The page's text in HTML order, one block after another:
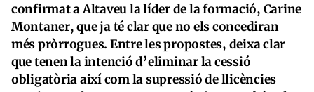
confirmat a Altaveu la líder de la formació, Carine
Montaner, que ja té clar que no els concediran
més pròrrogues. Entre les propostes, deixa clar
que tenen la intenció d’eliminar la cessió
obligatòria així com la supressió de llicències